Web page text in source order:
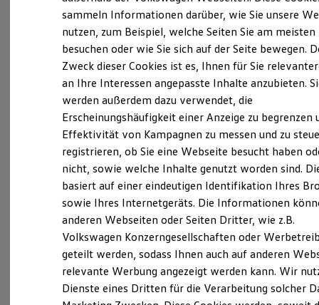
Reichweite
Reichweite der ID. Modelle
Reichweite im Winter
Laden
Laden unterwegs
Laden Zuhause
Ladezeitensimulator
Batterie
Sicherheit
Garantie und Lebensdauer
Nachhaltigkeit
Technologie
Kosten und Kauf
Verbrauchskosten
Kaufoptionen
E-Auto-Förderung
Software und Konnektivität
Die ID. Software 6
ID. Software Versionen und Updates
Digitale Extras
Schnittstellen zu Ihrem ID.
Probefahrt vereinbaren
Fahrzeugangebot anfordern
Servicetermin buchen
sammeln Informationen darüber, wie Sie unsere
nutzen, zum Beispiel, welche Seiten Sie am meisten
besuchen oder wie Sie sich auf der Seite bewegen.
Zweck dieser Cookies ist es, Ihnen für Sie
an Ihre Interessen angepasste Inhalte anzubieten.
werden außerdem dazu verwendet, die
Erscheinungshäufigkeit einer Anzeige zu begrenzen
Effektivität von Kampagnen zu messen und zu
registrieren, ob Sie eine Webseite besucht haben
nicht, sowie welche Inhalte genutzt worden sind.
basiert auf einer eindeutigen Identifikation Ihres
sowie Ihres Internetgeräts. Die Informationen
anderen Webseiten oder Seiten Dritter, wie z.B.
Volkswagen Konzerngesellschaften oder
geteilt werden, sodass Ihnen auch auf anderen
relevante Werbung angezeigt werden kann. Wir
Dienste eines Dritten für die Verarbeitung solcher